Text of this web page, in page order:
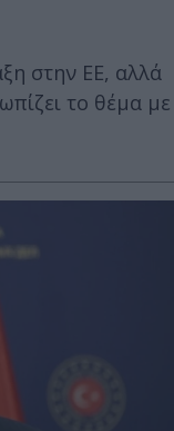
στην ΕΕ, αλλά
το θέμα με